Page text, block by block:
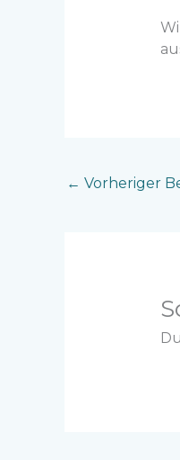
← Vorheriger